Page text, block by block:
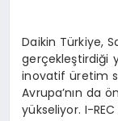
Daikin Türkiye,
gerçekleştirdiği
inovatif üretim
Avrupa’nın da
yükseliyor. I-